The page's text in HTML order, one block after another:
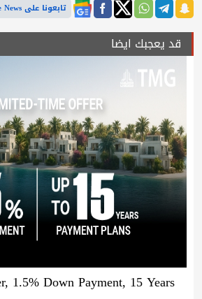
تابعونا على Google News
قد يعجبك ايضا
1.5% Down Payment, 15 Years